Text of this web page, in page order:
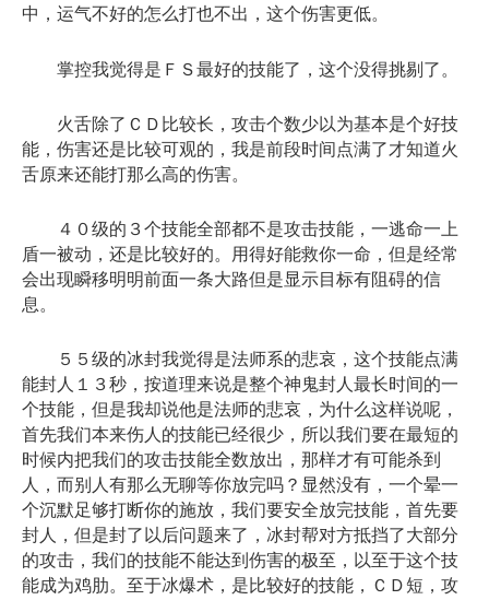
中，运气不好的怎么打也不出，这个伤害更低。
掌控我觉得是ＦＳ最好的技能了，这个没得挑剔了。
火舌除了ＣＤ比较长，攻击个数少以为基本是个好技
能，伤害还是比较可观的，我是前段时间点满了才知道火
舌原来还能打那么高的伤害。
４０级的３个技能全部都不是攻击技能，一逃命一上
盾一被动，还是比较好的。用得好能救你一命，但是经常
会出现瞬移明明前面一条大路但是显示目标有阻碍的信
息。
５５级的冰封我觉得是法师系的悲哀，这个技能点满
能封人１３秒，按道理来说是整个神鬼封人最长时间的一
个技能，但是我却说他是法师的悲哀，为什么这样说呢，
首先我们本来伤人的技能已经很少，所以我们要在最短的
时候内把我们的攻击技能全数放出，那样才有可能杀到
人，而别人有那么无聊等你放完吗？显然没有，一个晕一
个沉默足够打断你的施放，我们要安全放完技能，首先要
封人，但是封了以后问题来了，冰封帮对方抵挡了大部分
的攻击，我们的技能不能达到伤害的极至，以至于这个技
能成为鸡肋。至于冰爆术，是比较好的技能，ＣＤ短，攻